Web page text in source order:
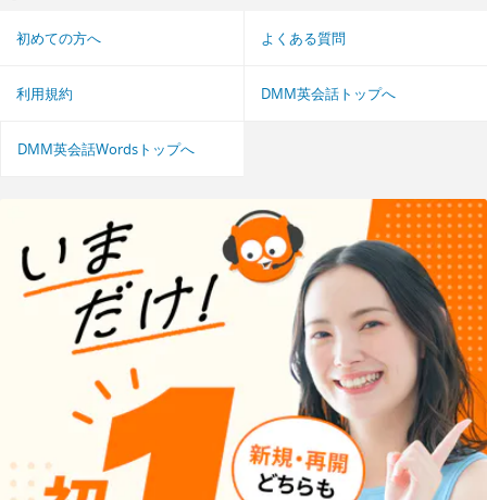
初めての方へ よくある質問
利用規約 DMM英会話トップへ
DMM英会話Wordsトップへ